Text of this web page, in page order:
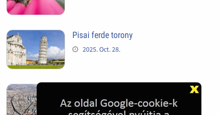
Pisai ferde torony
2025. Oct. 28.
2025. Oct. 28.